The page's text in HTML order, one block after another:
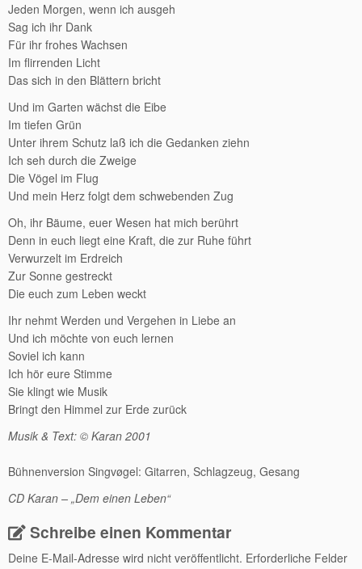
Jeden Morgen, wenn ich ausgeh
Sag ich ihr Dank
Für ihr frohes Wachsen
Im flirrenden Licht
Das sich in den Blättern bricht
Und im Garten wächst die Eibe
Im tiefen Grün
Unter ihrem Schutz laß ich die Gedanken ziehn
Ich seh durch die Zweige
Die Vögel im Flug
Und mein Herz folgt dem schwebenden Zug
Oh, ihr Bäume, euer Wesen hat mich berührt
Denn in euch liegt eine Kraft, die zur Ruhe führt
Verwurzelt im Erdreich
Zur Sonne gestreckt
Die euch zum Leben weckt
Ihr nehmt Werden und Vergehen in Liebe an
Und ich möchte von euch lernen
Soviel ich kann
Ich hör eure Stimme
Sie klingt wie Musik
Bringt den Himmel zur Erde zurück
Musik & Text: © Karan 2001
Bühnenversion Singvøgel: Gitarren, Schlagzeug, Gesang
CD Karan – „Dem einen Leben“
Schreibe einen Kommentar
Deine E-Mail-Adresse wird nicht veröffentlicht. Erforderliche Felder